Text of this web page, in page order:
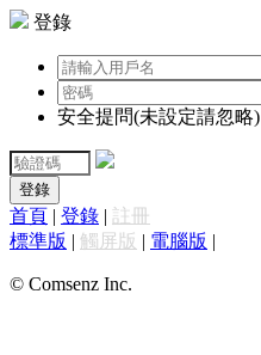
登錄
安全提問(未設定請忽略)
登錄
首頁 | 登錄 | 註冊
標準版 | 觸屏版 | 電腦版 |
© Comsenz Inc.